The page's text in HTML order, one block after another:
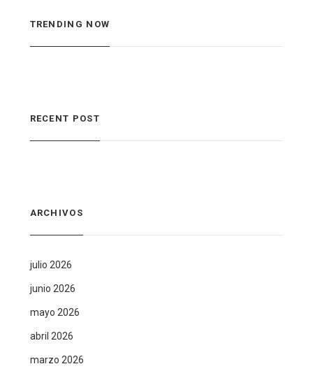
TRENDING NOW
RECENT POST
ARCHIVOS
julio 2026
junio 2026
mayo 2026
abril 2026
marzo 2026